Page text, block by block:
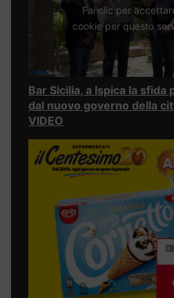
Fai clic per
cookie per questo
Bar Sicilia, a Ispica la sfida
dal nuovo governo della
VIDEO